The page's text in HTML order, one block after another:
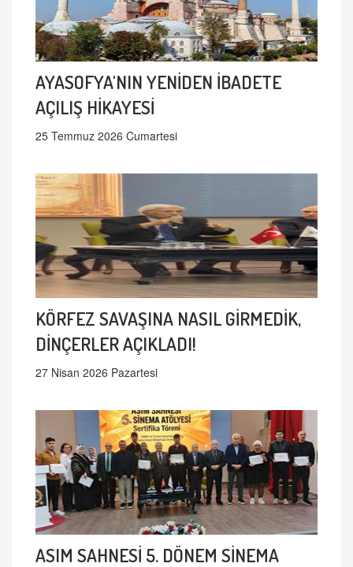
AYASOFYA'NIN YENİDEN İBADETE
AÇILIŞ HİKAYESİ
25 Temmuz 2026 Cumartesi
KÖRFEZ SAVAŞINA NASIL GİRMEDİK,
DİNÇERLER AÇIKLADI!
27 Nisan 2026 Pazartesi
ASIM SAHNESİ 5. DÖNEM SİNEMA